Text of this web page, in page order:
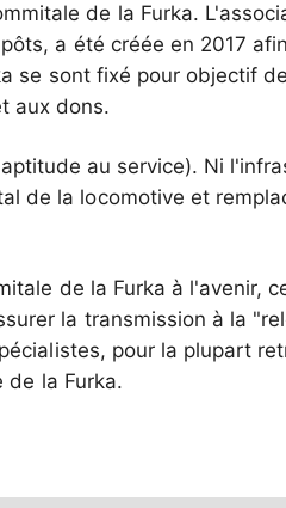
de la Furka.
a été créée en 2017
se sont fixé pour objectif
aux dons.
au service). Ni
de la locomotive et
de la Furka à l'avenir,
la transmission à la
pour la plupart
de la Furka.